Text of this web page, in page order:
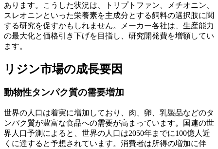
あります。こうした状況は、トリプトファン、メチオニン、
スレオニンといった栄養素を主成分とする飼料の選択肢に関
する研究を促すかもしれません。メーカー各社は、生産能力
の最大化と価格引き下げを目指し、研究開発費を増額してい
ます。
リジン市場の成長要因
動物性タンパク質の需要増加
世界の人口は着実に増加しており、肉、卵、乳製品などのタ
ンパク質が豊富な食品への需要が高まっています。国連の世
界人口予測によると、世界の人口は2050年までに100億人近
くに達すると予想されています。消費者は所得の増加に伴